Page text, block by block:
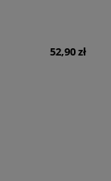
52,90 zł